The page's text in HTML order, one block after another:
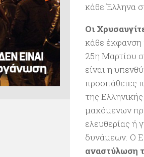
κάθε Έλληνα
Οι
κάθε έκφανση
25η Μαρτίου
είναι η
προσπάθειες
της
μαχόμενων
ελευθερίας ή
δυνάμεων. Ο
αναστύλωση